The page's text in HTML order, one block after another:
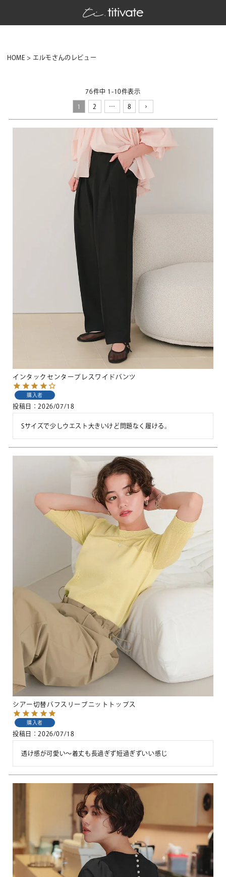
HOME エルモさんのレビュー
76件中 1 -10件表示
1 2 … 8
インタックセンタープレスワイドパンツ
購入者
投稿日 2026/07/18
Sサイズで少しウエスト大きいけど問題なく履ける。
シアー切替パフスリーブニットトップス
購入者
投稿日 2026/07/18
透け感が可愛い〜着丈も長過ぎず短過ぎずいい感じ